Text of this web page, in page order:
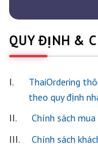
QUY ĐỊNH &
I.
ThaiOrdering
theo quy định
II.
Chính sách mua
III.
Chính sách